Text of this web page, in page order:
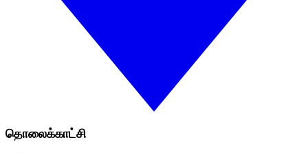
தொலைக்காட்சி